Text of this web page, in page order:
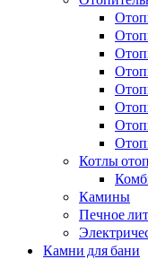
Котлы
Камины
Печное
Камни для бани